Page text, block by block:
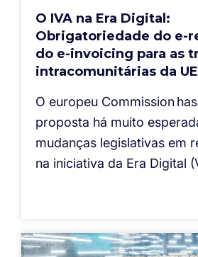
O IVA na Era Digital:
Obrigatoriedade do e-
do e-invoicing para as
intracomunitárias da UE
O europeu Commission
proposta há muito
mudanças legislativas em
na iniciativa da Era Digital